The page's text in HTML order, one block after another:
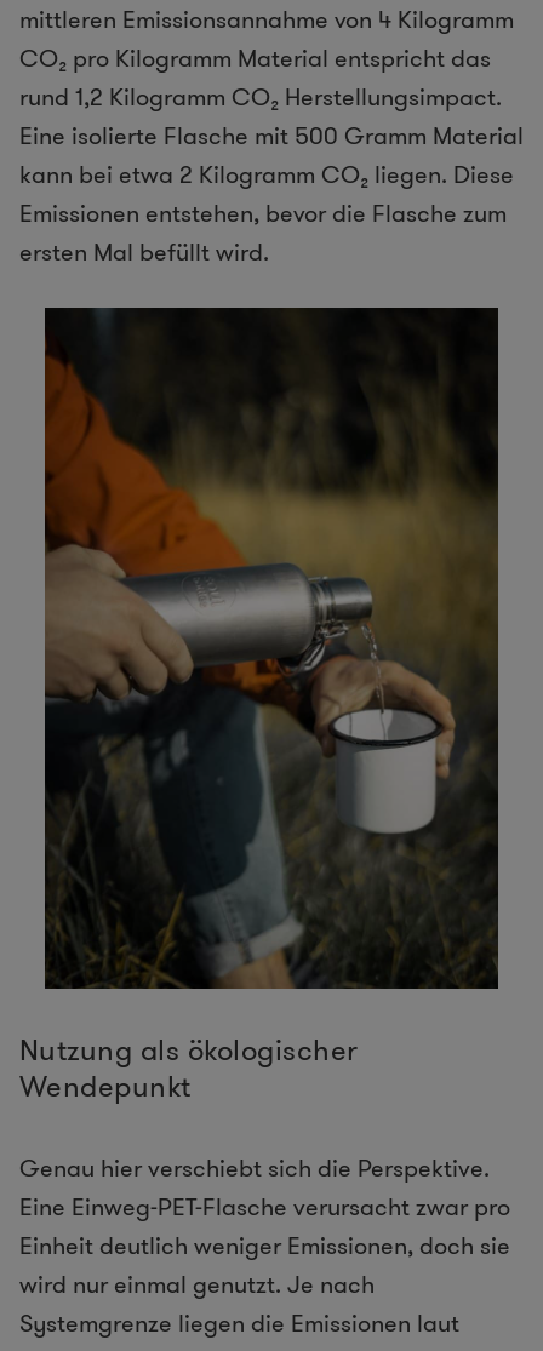
mittleren Emissionsannahme von 4 Kilogramm
CO₂ pro Kilogramm Material entspricht das
rund 1,2 Kilogramm CO₂ Herstellungsimpact.
Eine isolierte Flasche mit 500 Gramm Material
kann bei etwa 2 Kilogramm CO₂ liegen. Diese
Emissionen entstehen, bevor die Flasche zum
ersten Mal befüllt wird.
Nutzung als ökologischer
Wendepunkt
Genau hier verschiebt sich die Perspektive.
Eine Einweg-PET-Flasche verursacht zwar pro
Einheit deutlich weniger Emissionen, doch sie
wird nur einmal genutzt. Je nach
Systemgrenze liegen die Emissionen laut